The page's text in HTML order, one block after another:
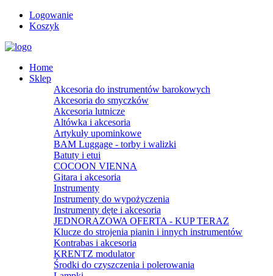
Logowanie
Koszyk
Home
Sklep
Akcesoria do instrumentów barokowych
Akcesoria do smyczków
Akcesoria lutnicze
Altówka i akcesoria
Artykuły upominkowe
BAM Luggage - torby i walizki
Batuty i etui
COCOON VIENNA
Gitara i akcesoria
Instrumenty
Instrumenty do wypożyczenia
Instrumenty dęte i akcesoria
JEDNORAZOWA OFERTA - KUP TERAZ
Klucze do strojenia pianin i innych instrumentów
Kontrabas i akcesoria
KRENTZ modulator
Środki do czyszczenia i polerowania